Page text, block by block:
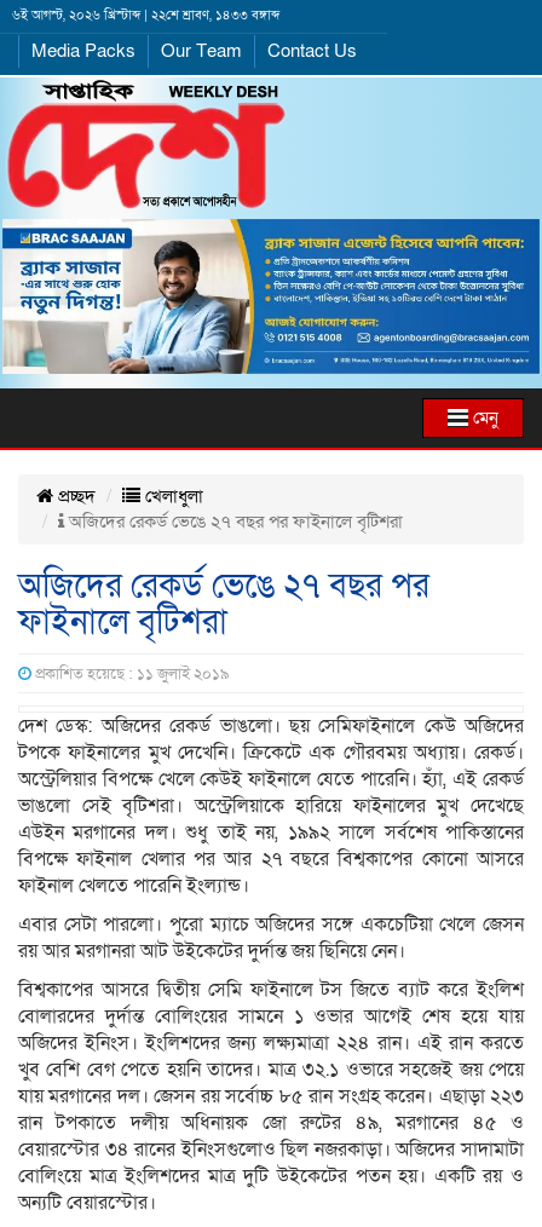
৬ই আগস্ট, ২০২৬ খ্রিস্টাব্দ | ২২শে শ্রাবণ, ১৪৩৩ বঙ্গাব্দ
Media Packs Our Team Contact Us
মেনু
প্রচ্ছদ
খেলাধুলা
অজিদের রেকর্ড ভেঙে ২৭ বছর পর ফাইনালে বৃটিশরা
অজিদের রেকর্ড ভেঙে ২৭ বছর পর
ফাইনালে বৃটিশরা
প্রকাশিত হয়েছে : ১১ জুলাই ২০১৯
দেশ ডেস্ক: অজিদের রেকর্ড ভাঙলো। ছয় সেমিফাইনালে কেউ অজিদের
টপকে ফাইনালের মুখ দেখেনি। ক্রিকেটে এক গৌরবময় অধ্যায়। রেকর্ড।
অস্ট্রেলিয়ার বিপক্ষে খেলে কেউই ফাইনালে যেতে পারেনি। হ্যাঁ, এই রেকর্ড
ভাঙলো সেই বৃটিশরা। অস্ট্রেলিয়াকে হারিয়ে ফাইনালের মুখ দেখেছে
এউইন মরগানের দল। শুধু তাই নয়, ১৯৯২ সালে সর্বশেষ পাকিস্তানের
বিপক্ষে ফাইনাল খেলার পর আর ২৭ বছরে বিশ্বকাপের কোনো আসরে
ফাইনাল খেলতে পারেনি ইংল্যান্ড।
এবার সেটা পারলো। পুরো ম্যাচে অজিদের সঙ্গে একচেটিয়া খেলে জেসন
রয় আর মরগানরা আট উইকেটের দুর্দান্ত জয় ছিনিয়ে নেন।
বিশ্বকাপের আসরে দ্বিতীয় সেমি ফাইনালে টস জিতে ব্যাট করে ইংলিশ
বোলারদের দুর্দান্ত বোলিংয়ের সামনে ১ ওভার আগেই শেষ হয়ে যায়
অজিদের ইনিংস। ইংলিশদের জন্য লক্ষ্যমাত্রা ২২৪ রান। এই রান করতে
খুব বেশি বেগ পেতে হয়নি তাদের। মাত্র ৩২.১ ওভারে সহজেই জয় পেয়ে
যায় মরগানের দল। জেসন রয় সর্বোচ্চ ৮৫ রান সংগ্রহ করেন। এছাড়া ২২৩
রান টপকাতে দলীয় অধিনায়ক জো রুটের ৪৯, মরগানের ৪৫ ও
বেয়ারস্টোর ৩৪ রানের ইনিংসগুলোও ছিল নজরকাড়া। অজিদের সাদামাটা
বোলিংয়ে মাত্র ইংলিশদের মাত্র দুটি উইকেটের পতন হয়। একটি রয় ও
অন্যটি বেয়ারস্টোর।